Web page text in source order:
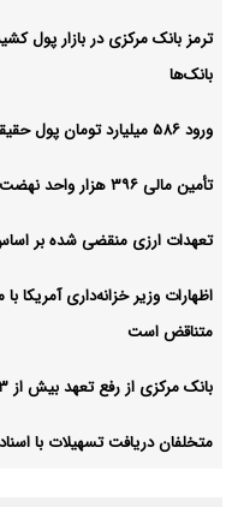
بانک‌ها
ورود ۵۸۶ میلیارد تومان پول حقیقی به صندوق‌های طلا
تأمین مالی ۳۹۶ هزار واحد نهضت ملی توسط بانک مسکن
تعهدات ارزی منقضی شده بر
اظهارات وزیر خزانه‌داری
متناقض است
بانک مرکزی از رفع تعهد بیش از ۳۳ میلیارد یورو ارز صادراتی خبر داد
متخلفان دریافت تسهیلات با